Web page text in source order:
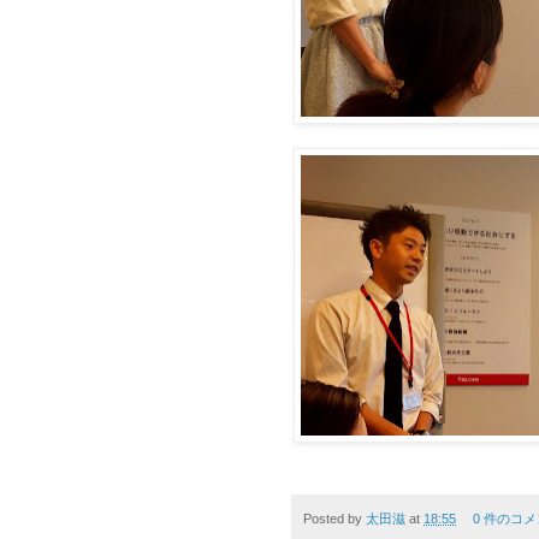
Posted by 太田滋 at 18:55 0 件のコ